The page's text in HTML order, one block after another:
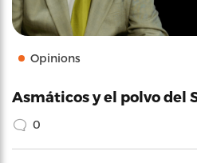
Opinions
Asmáticos y el polvo del
0